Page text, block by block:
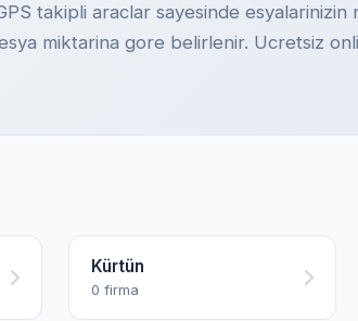
takipli araclar sayesinde
miktarina gore belirlenir. Ucretsiz
Kürtün
0 firma